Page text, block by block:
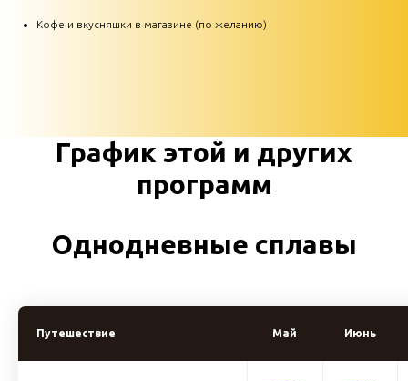
Кофе и вкусняшки в магазине (по желанию)
График этой и других
программ
Однодневные сплавы
Путешествие Май Июнь